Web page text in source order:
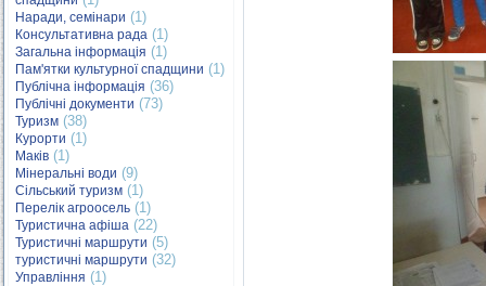
Наради, семінари (1)
Консультативна рада (1)
Загальна інформація (1)
Пам'ятки культурної спадщини (1)
Публічна інформація (36)
Публічні документи (73)
Туризм (38)
Курорти (1)
Маків (1)
Мінеральні води (9)
Сільський туризм (1)
Перелік агроосель (1)
Туристична афіша (22)
Туристичні маршрути (5)
туристичні маршрути (32)
Управління (1)